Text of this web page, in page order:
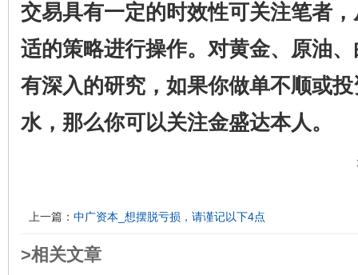
交易具有一定的时效性可关注笔者
适的策略进行操作。对黄金、原油
有深入的研究，如果你做单不顺或
水，那么你可以关注金盛达本人。
上一篇： 中广资本_想摆脱亏损，请谨记以下4点
>相关文章